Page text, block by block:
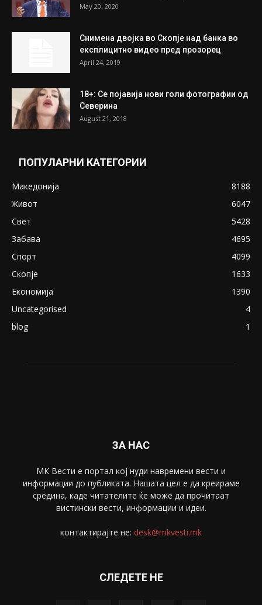
May 20, 2020
Снимена двојка во Скопје над банка во
експлицитно видео пред прозорец
April 24, 2019
18+: Се појавија нови голи фотографии од
Северина
August 21, 2018
ПОПУЛАРНИ КАТЕГОРИИ
Македонија
8188
Живот
6047
Свет
5428
Забава
4695
Спорт
4099
Скопје
1633
Економија
1390
Uncategorised
4
blog
1
ЗА НАС
МК Вести е портал коj нуди навремени вести и
информации до публиката. Нашата цел е да креираме
средина, каде читателите ќе може да прочитаат
вистински вести, информации и идеи.
контактирајте не: desk@mkvesti.mk
СЛЕДЕТЕ НЕ